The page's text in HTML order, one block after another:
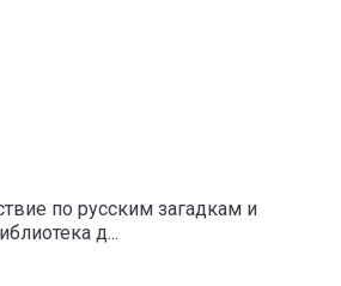
по русским загадкам и
д...